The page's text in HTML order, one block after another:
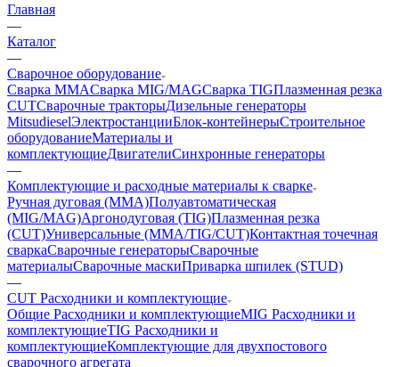
Главная
—
Каталог
—
Сварочное оборудование
Сварка MMAСварка MIG/MAGСварка TIGПлазменная резка
CUTСварочные тракторыДизельные генераторы
MitsudieselЭлектростанцииБлок-контейнерыСтроительное
оборудованиеМатериалы и
комплектующиеДвигателиСинхронные генераторы
—
Комплектующие и расходные материалы к сварке
Ручная дуговая (MMA)Полуавтоматическая
(MIG/MAG)Аргонодуговая (TIG)Плазменная резка
(CUT)Универсальные (MMA/TIG/CUT)Контактная точечная
сваркаСварочные генераторыСварочные
материалыСварочные маскиПриварка шпилек (STUD)
—
CUT Расходники и комплектующие
Общие Расходники и комплектующиеMIG Расходники и
комплектующиеTIG Расходники и
комплектующиеКомплектующие для двухпостового
сварочного агрегата